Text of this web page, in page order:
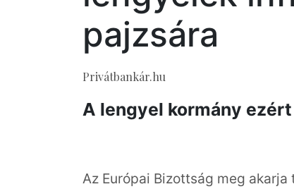
pajzsára
Privátbankár.hu
A lengyel kormány
Az Európai Bizottság meg